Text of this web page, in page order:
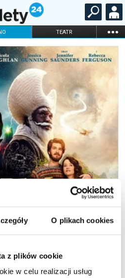
O plikach cookies
z plików cookie
w celu realizacji usług
TEATR ...
BALET
STAND-UP
KARNETY